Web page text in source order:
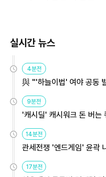
실시간 뉴스
4분전
與 "'하늘이법' 여야 공동
9분전
'캐시딜' 캐시워크 돈 버는
14분전
관세전쟁 '엔드게임' 윤곽
17분전